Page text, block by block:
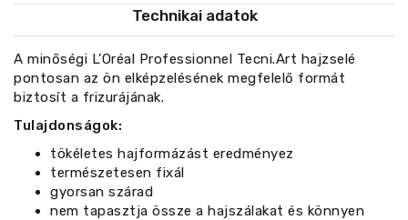
Technikai adatok
A minőségi L’Oréal Professionnel Tecni.Art hajzselé
pontosan az ön elképzelésének megfelelő formát
biztosít a frizurájának.
Tulajdonságok:
tökéletes hajformázást eredményez
természetesen fixál
gyorsan szárad
nem tapasztja össze a hajszálakat és könnyen